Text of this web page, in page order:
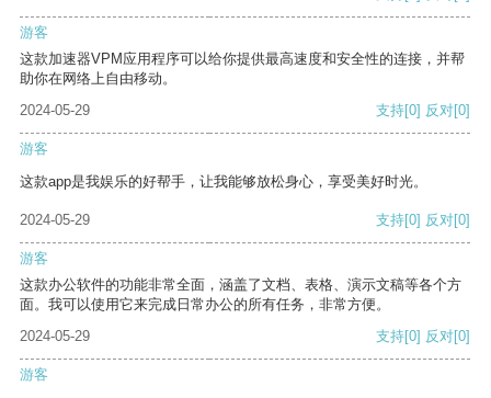
游客
这款加速器VPM应用程序可以给你提供最高速度和安全性的连接，并帮
助你在网络上自由移动。
2024-05-29
支持[0] 反对[0]
游客
这款app是我娱乐的好帮手，让我能够放松身心，享受美好时光。
2024-05-29 支持[0] 反对[0]
游客
这款办公软件的功能非常全面，涵盖了文档、表格、演示文稿等各个方
面。我可以使用它来完成日常办公的所有任务，非常方便。
2024-05-29
支持[0] 反对[0]
游客